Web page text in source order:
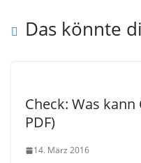
Das könnte
Check: Was
PDF)
14. März 2016